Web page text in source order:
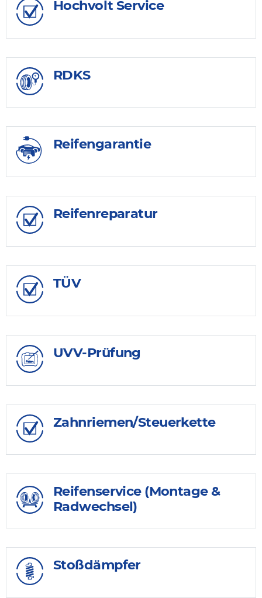
Hochvolt Service
RDKS
Reifengarantie
Reifenreparatur
TÜV
UVV-Prüfung
Zahnriemen/Steuerkette
Reifenservice (Montage &
Radwechsel)
Stoßdämpfer